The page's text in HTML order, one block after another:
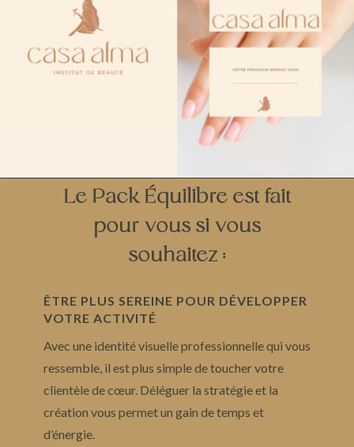
Le Pack Équilibre est fait
pour vous si vous
souhaitez :
ÊTRE PLUS SEREINE POUR DÉVELOPPER
VOTRE ACTIVITÉ
Avec une identité visuelle professionnelle qui vous
ressemble, il est plus simple de toucher votre
clientèle de cœur. Déléguer la stratégie et la
création vous permet un gain de temps et
d’énergie.